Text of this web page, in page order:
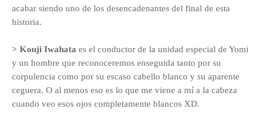
acabar siendo uno de los desencadenantes del final de esta
historia.
> Kouji Iwahata es el conductor de la unidad especial de Yomi
y un hombre que reconoceremos enseguida tanto por su
corpulencia como por su escaso cabello blanco y su aparente
ceguera. O al menos eso es lo que me viene a mí a la cabeza
cuando veo esos ojos completamente blancos XD.